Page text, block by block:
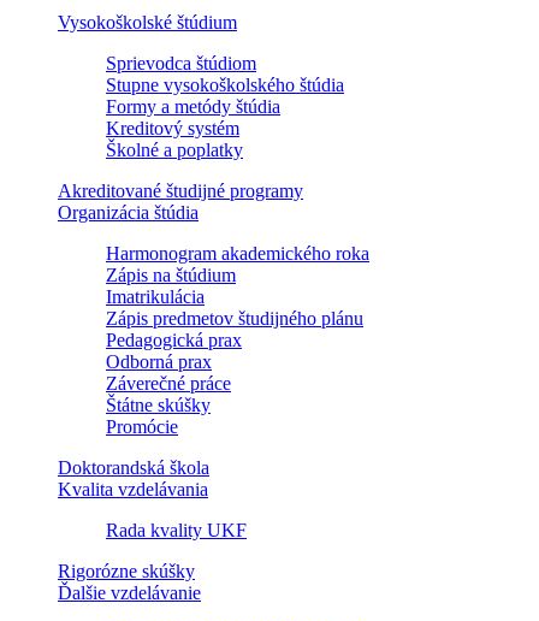
Vysokoškolské štúdium
Sprievodca štúdiom
Stupne vysokoškolského štúdia
Formy a metódy štúdia
Kreditový systém
Školné a poplatky
Akreditované študijné programy
Organizácia štúdia
Harmonogram akademického roka
Zápis na štúdium
Imatrikulácia
Zápis predmetov študijného plánu
Pedagogická prax
Odborná prax
Záverečné práce
Štátne skúšky
Promócie
Doktorandská škola
Kvalita vzdelávania
Rada kvality UKF
Rigorózne skúšky
Ďalšie vzdelávanie